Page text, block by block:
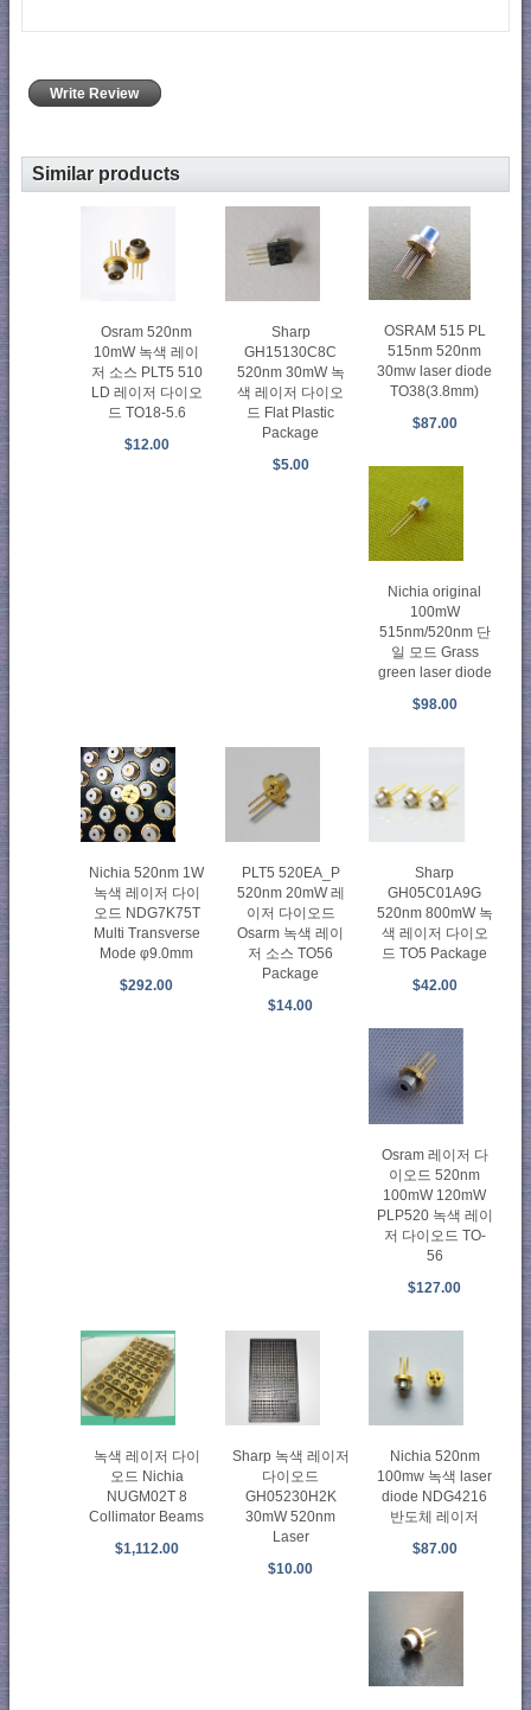
Write Review
Similar products
Osram 520nm
10mW 녹색 레이
저 소스 PLT5 510
LD 레이저 다이오
드 TO18-5.6
$12.00
Sharp
GH15130C8C
520nm 30mW 녹
색 레이저 다이오
드 Flat Plastic
Package
$5.00
OSRAM 515 PL
515nm 520nm
30mw laser diode
TO38(3.8mm)
$87.00
Nichia original
100mW
515nm/520nm 단
일 모드 Grass
green laser diode
$98.00
Nichia 520nm 1W
녹색 레이저 다이
오드 NDG7K75T
Multi Transverse
Mode φ9.0mm
$292.00
PLT5 520EA_P
520nm 20mW 레
이저 다이오드
Osarm 녹색 레이
저 소스 TO56
Package
$14.00
Sharp
GH05C01A9G
520nm 800mW 녹
색 레이저 다이오
드 TO5 Package
$42.00
Osram 레이저 다
이오드 520nm
100mW 120mW
PLP520 녹색 레이
저 다이오드 TO-
56
$127.00
녹색 레이저 다이
오드 Nichia
NUGM02T 8
Collimator Beams
$1,112.00
Sharp 녹색 레이저
다이오드
GH05230H2K
30mW 520nm
Laser
$10.00
Nichia 520nm
100mw 녹색 laser
diode NDG4216
반도체 레이저
$87.00